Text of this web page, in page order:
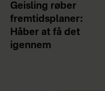
Geisling røber
fremtidsplaner:
Håber at få det
igennem